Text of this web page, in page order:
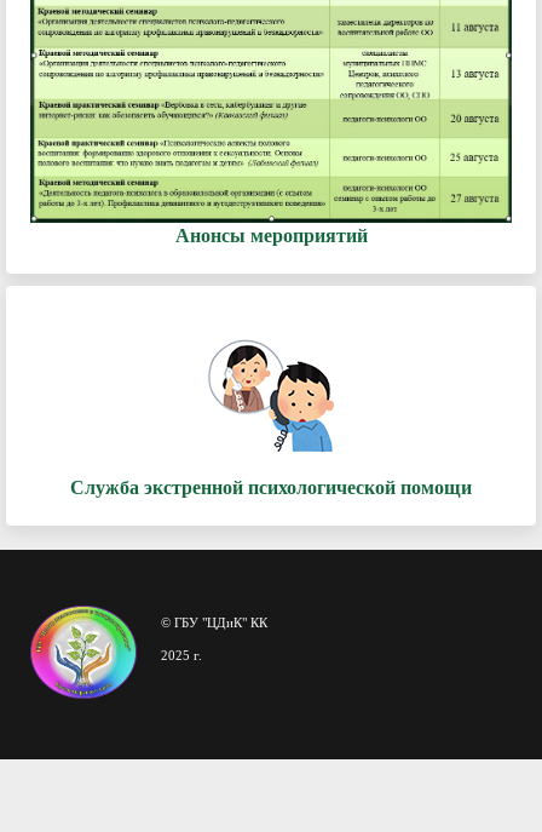
Анонсы мероприятий
Служба экстренной психологической помощи
© ГБУ "ЦДиК" КК
2025 г.